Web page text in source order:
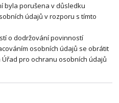
byla porušena v důsledku
údajů v rozporu s tímto
o dodržování povinností
osobních údajů se obrátit
pro ochranu osobních údajů